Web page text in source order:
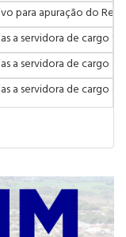
para apuração do
a servidora de cargo
a servidora de cargo
a servidora de cargo